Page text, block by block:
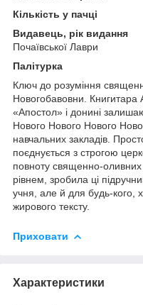
Кількість у пачці
Видавець, рік
Почаївської Лаври
Палітурка
Ключ до розуміння
Новогобавовни. Книгитара
«Апостол» і донині
Нового Нового Нового
навчальних закладів.
поєднується з строгою
повноту священно-
рівнем, зробила ці
учня, але й для будь-кого,
жирового тексту.
Приховати
Характеристики